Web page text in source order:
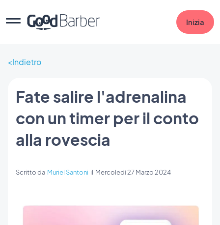
Inizia
Indietro
Fate salire l'adrenalina
con un timer per il conto
alla rovescia
Scritto da Muriel Santoni il Mercoledì 27 Marzo 2024